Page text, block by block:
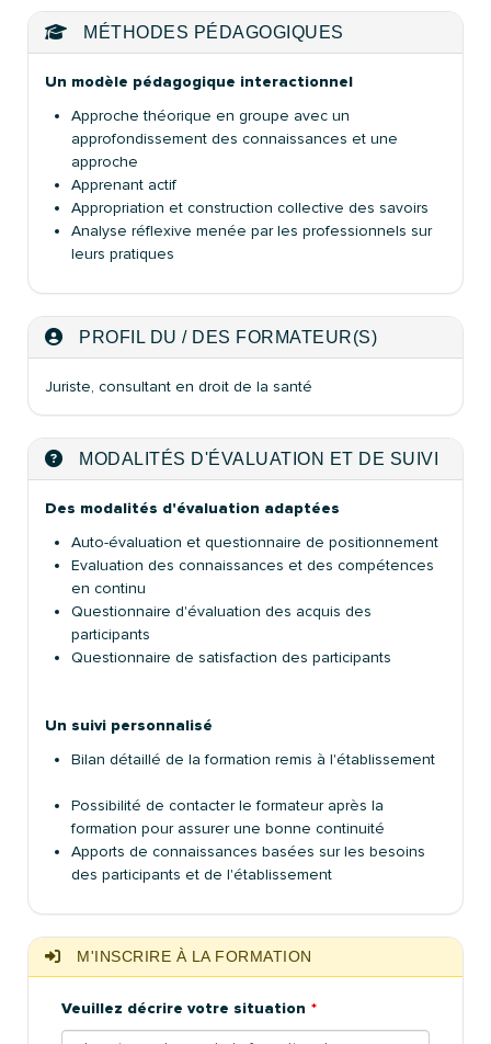
MÉTHODES PÉDAGOGIQUES
Un modèle pédagogique interactionnel
Approche théorique en groupe avec un
approfondissement des connaissances et une
approche
Apprenant actif
Appropriation et construction collective des savoirs
Analyse réflexive menée par les professionnels sur
leurs pratiques
PROFIL DU / DES FORMATEUR(S)
Juriste, consultant en droit de la santé
MODALITÉS D'ÉVALUATION ET DE SUIVI
Des modalités d'évaluation adaptées
Auto-évaluation et questionnaire de positionnement
Evaluation des connaissances et des compétences
en continu
Questionnaire d'évaluation des acquis des
participants
Questionnaire de satisfaction des participants
Un suivi personnalisé
Bilan détaillé de la formation remis à l'établissement
Possibilité de contacter le formateur après la
formation pour assurer une bonne continuité
Apports de connaissances basées sur les besoins
des participants et de l'établissement
M'INSCRIRE À LA FORMATION
Veuillez décrire votre situation